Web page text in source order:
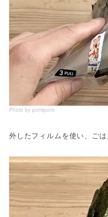
Photo by pomipomi
外したフィルムを使い、ご